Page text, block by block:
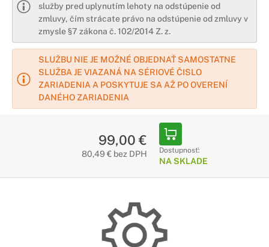
služby pred uplynutím lehoty na odstúpenie od
zmluvy, čím strácate právo na odstúpenie od zmluvy v
zmysle §7 zákona č. 102/2014 Z. z.
SLUŽBU NIE JE MOŽNÉ OBJEDNAŤ SAMOSTATNE
SLUŽBA JE VIAZANÁ NA SÉRIOVÉ ČISLO
ZARIADENIA A POSKYTUJE SA AŽ PO OVERENÍ
DANÉHO ZARIADENIA
99,00 €
80,49 € bez DPH Dostupnosť:
NA SKLADE